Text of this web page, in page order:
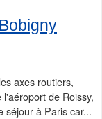
axes routiers,
de Roissy,
séjour à Paris car...